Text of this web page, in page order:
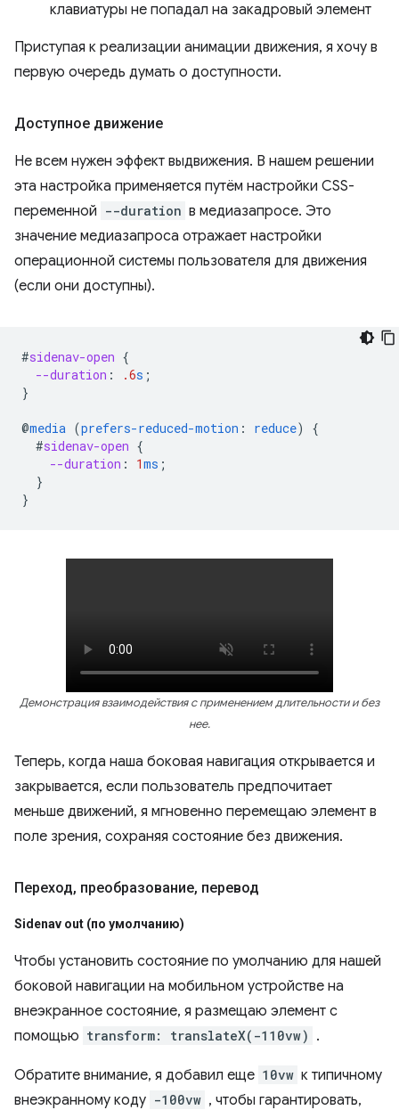
клавиатуры не попадал на закадровый элемент
Приступая к реализации анимации движения, я хочу в
первую очередь думать о доступности.
Доступное движение
Не всем нужен эффект выдвижения. В нашем решении
эта настройка применяется путём настройки CSS-
переменной --duration в медиазапросе. Это
значение медиазапроса отражает настройки
операционной системы пользователя для движения
(если они доступны).
#sidenav-open {
--duration : .6s ;
}
@media (prefers-reduced-motion : reduce)
{
#sidenav-open {
--duration : 1ms ;
}
}
Демонстрация взаимодействия с применением длительности и без
нее.
Теперь, когда наша боковая навигация открывается и
закрывается, если пользователь предпочитает
меньше движений, я мгновенно перемещаю элемент в
поле зрения, сохраняя состояние без движения.
Переход, преобразование, перевод
Sidenav out (по умолчанию)
Чтобы установить состояние по умолчанию для нашей
боковой навигации на мобильном устройстве на
внеэкранное состояние, я размещаю элемент с
помощью transform: translateX(-110vw) .
Обратите внимание, я добавил еще 10vw к типичному
внеэкранному коду -100vw , чтобы гарантировать,